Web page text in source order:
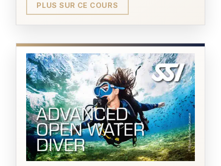
2,5 à 3 h
ÂGE MINIMUM
8 ans
PRÉREQUIS
Aucun
CERTIFICATION
Carte de reconnaissance
PLUS SUR CE COURS